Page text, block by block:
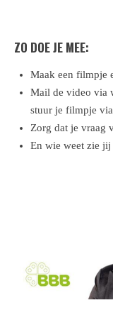
ZO DOE JE MEE:
Maak een filmpje
Mail de video via
stuur je filmpje via
Zorg dat je vraag
En wie weet zie